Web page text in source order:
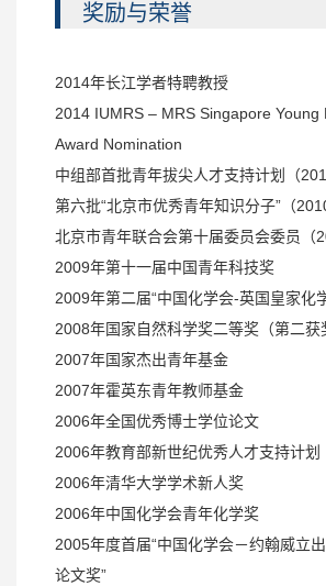
奖励与荣誉
2014年长江学者特聘教授
2014 IUMRS – MRS Singapore Young
Award Nomination
中组部首批青年拔尖人才支持计划（
第六批“北京市优秀青年知识分子”（
北京市青年联合会第十届委员会委员（
2009年第十一届中国青年科技奖
2009年第二届“中国化学会-英国皇家化
2008年国家自然科学奖二等奖（第二获
2007年国家杰出青年基金
2007年霍英东青年教师基金
2006年全国优秀博士学位论文
2006年教育部新世纪优秀人才支持计划
2006年清华大学学术新人奖
2006年中国化学会青年化学奖
2005年度首届“中国化学会－约翰威立
论文奖”